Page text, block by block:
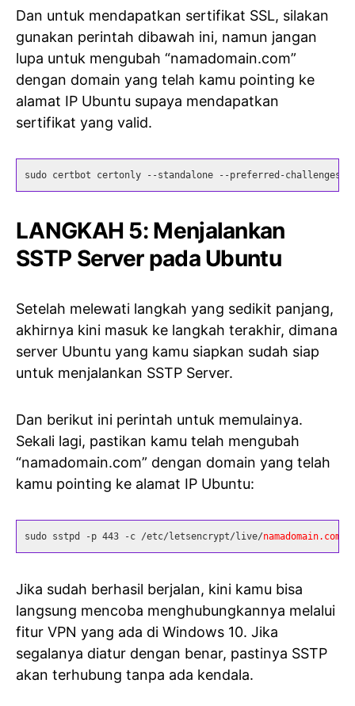
Dan untuk mendapatkan sertifikat SSL, silakan
gunakan perintah dibawah ini, namun jangan
lupa untuk mengubah “namadomain.com”
dengan domain yang telah kamu pointing ke
alamat IP Ubuntu supaya mendapatkan
sertifikat yang valid.
sudo certbot certonly --standalone --preferred-
LANGKAH 5: Menjalankan
SSTP Server pada Ubuntu
Setelah melewati langkah yang sedikit panjang,
akhirnya kini masuk ke langkah terakhir, dimana
server Ubuntu yang kamu siapkan sudah siap
untuk menjalankan SSTP Server.
Dan berikut ini perintah untuk memulainya.
Sekali lagi, pastikan kamu telah mengubah
“namadomain.com” dengan domain yang telah
kamu pointing ke alamat IP Ubuntu:
sudo sstpd -p 443 -c /etc/letsencrypt/live/namadomain.com
Jika sudah berhasil berjalan, kini kamu bisa
langsung mencoba menghubungkannya melalui
fitur VPN yang ada di Windows 10. Jika
segalanya diatur dengan benar, pastinya SSTP
akan terhubung tanpa ada kendala.